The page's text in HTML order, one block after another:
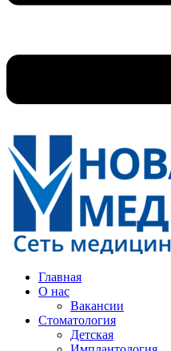
Главная
О нас
Вакансии
Стоматология
Детская